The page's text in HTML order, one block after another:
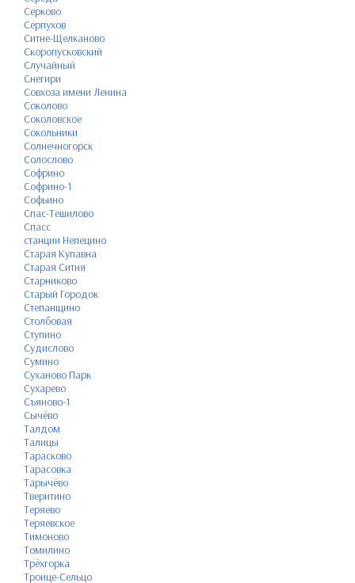
Серково
Серпухов
Ситне-Щелканово
Скоропусковский
Случайный
Снегири
Совхоза имени Ленина
Соколово
Соколовское
Сокольники
Солнечногорск
Солослово
Софрино
Софрино-1
Софьино
Спас-Тешилово
Спасс
станции Непецино
Старая Купавна
Старая Ситня
Старниково
Старый Городок
Степанщино
Столбовая
Ступино
Судислово
Сумино
Суханово Парк
Сухарево
Съяново-1
Сычёво
Талдом
Талицы
Тарасково
Тарасовка
Тарычёво
Тверитино
Теряево
Теряевское
Тимоново
Томилино
Трёхгорка
Троице-Сельцо